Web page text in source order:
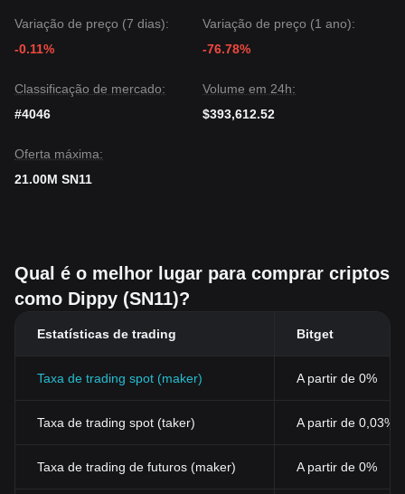
Variação de preço (7 dias):
-0.11%
Variação de preço (1 ano):
-76.78%
Classificação de mercado:
#4046
Volume em 24h:
$393,612.52
Oferta máxima:
21.00M SN11
Qual é o melhor lugar para comprar criptos
como Dippy (SN11)?
Estatísticas de trading Bitget
Taxa de trading spot (maker) A partir de 0%
Taxa de trading spot (taker) A partir de 0,03%
Taxa de trading de futuros (maker) A partir de 0%